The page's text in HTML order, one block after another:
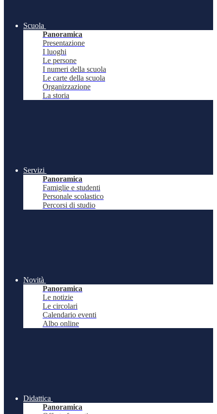
Scuola
Panoramica
Presentazione
I luoghi
Le persone
I numeri della scuola
Le carte della scuola
Organizzazione
La storia
Servizi
Panoramica
Famiglie e studenti
Personale scolastico
Percorsi di studio
Novità
Panoramica
Le notizie
Le circolari
Calendario eventi
Albo online
Didattica
Panoramica